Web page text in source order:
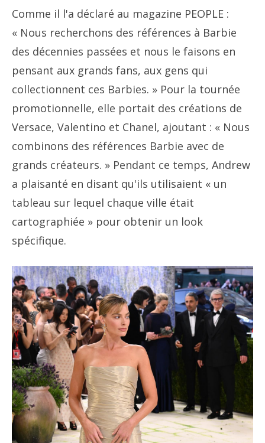
Comme il l'a déclaré au magazine PEOPLE :
« Nous recherchons des références à Barbie
des décennies passées et nous le faisons en
pensant aux grands fans, aux gens qui
collectionnent ces Barbies. » Pour la tournée
promotionnelle, elle portait des créations de
Versace, Valentino et Chanel, ajoutant : « Nous
combinons des références Barbie avec de
grands créateurs. » Pendant ce temps, Andrew
a plaisanté en disant qu'ils utilisaient « un
tableau sur lequel chaque ville était
cartographiée » pour obtenir un look
spécifique.